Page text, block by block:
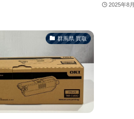
2025年8
群馬県 買取